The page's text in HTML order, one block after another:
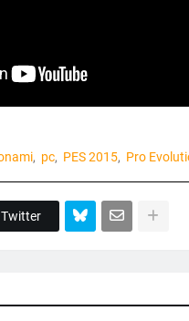
pc PES 2015 Pro
Twitter